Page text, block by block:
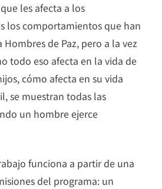
les afecta a los
los comportamientos que han
de Paz, pero a la vez
todo eso afecta en la vida de
cómo afecta en su vida
se muestran todas las
un hombre ejerce
funciona a partir de una
del programa: un